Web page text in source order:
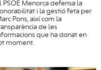
PSOE Menorca defensa la
i la gestió feta per
Pons, així com la
de les
que ha donat en
moment.